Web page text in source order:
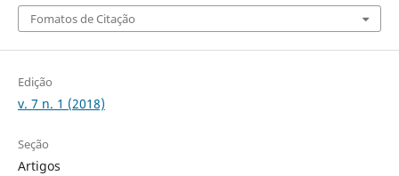
Fomatos de Citação
Edição
v. 7 n. 1 (2018)
Seção
Artigos